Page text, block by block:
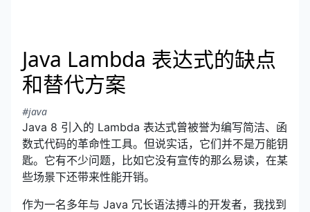
Java Lambda 表达式的缺点
和替代方案
#java
Java 8 引入的 Lambda 表达式曾被誉为编写简洁、函
数式代码的革命性工具。但说实话，它们并不是万能钥
匙。它有不少问题，比如它没有宣传的那么易读，在某
些场景下还带来性能开销。
作为一名多年与 Java 冗长语法搏斗的开发者，我找到